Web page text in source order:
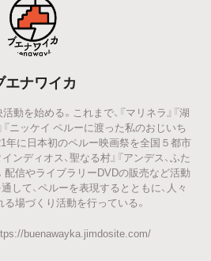
エナワイカ
動を始める。これまで、『マリネラ』『湖
ニッケイ ペルーに渡った私のおじいち
年に日本初のペルー映画祭を全国５都市
ンディオス、聖なる村』『アンデス、ふた
配信やライブラリーDVDの販売など活動
して、ペルーを表現するとともに、人々
場づくり活動を行っている。
buenawayka.jimdosite.com/